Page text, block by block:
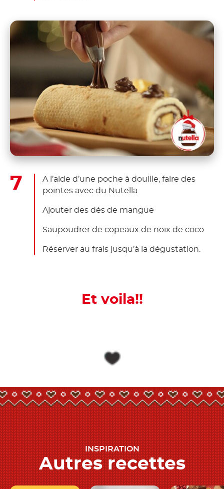
A l’aide d’une poche à douille, faire des
pointes avec du Nutella
Ajouter des dés de mangue
Saupoudrer de copeaux de noix de coco
Réserver au frais jusqu’à la dégustation.
Et voila!!
INSPIRATION
Autres recettes